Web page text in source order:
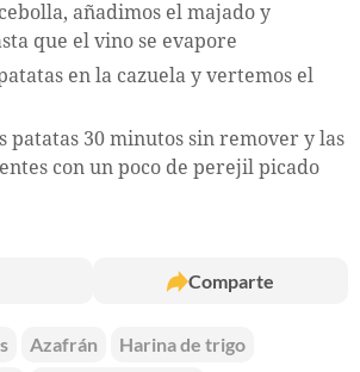
añadimos el majado y
que el vino se evapore
en la cazuela y vertemos el
patatas 30 minutos sin remover y las
con un poco de perejil picado
Comparte
Azafrán
Harina de trigo